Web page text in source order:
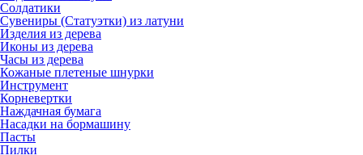
Солдатики
Сувениры (Статуэтки) из латуни
Изделия из дерева
Иконы из дерева
Часы из дерева
Кожаные плетеные шнурки
Инструмент
Корневертки
Наждачная бумага
Насадки на бормашину
Пасты
Пилки